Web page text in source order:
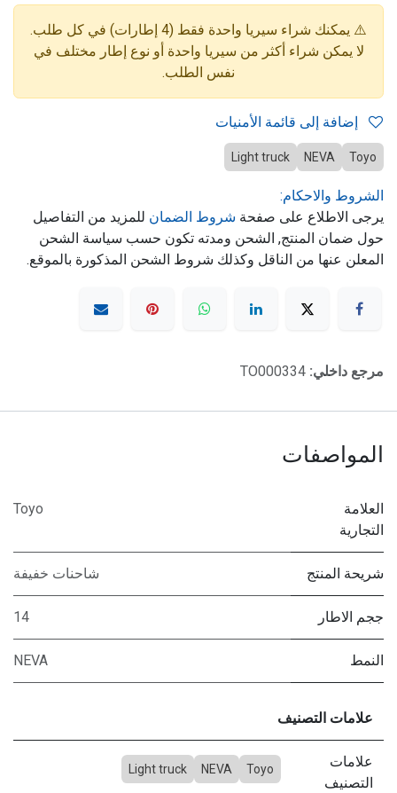
⚠️ يمكنك شراء سيريا واحدة فقط (4 إطارات) في كل طلب.
لا يمكن شراء أكثر من سيريا واحدة أو نوع إطار مختلف في
نفس الطلب.
Toyo
NEVA
Light truck
الشروط والاحكام:
يرجى الاطلاع على صفحة شروط الضمان للمزيد من التفاصيل
حول ضمان المنتج, الشحن ومدته تكون حسب سياسة الشحن
المعلن عنها من الناقل وكذلك شروط الشحن المذكورة بالموقع.
مرجع داخلي: TO000334
المواصفات
العلامة
التجارية
Toyo
شريحة المنتج شاحنات خفيفة
ججم الاطار 14
النمط NEVA
علامات التصنيف
علامات
التصنيف
Toyo
NEVA
Light truck